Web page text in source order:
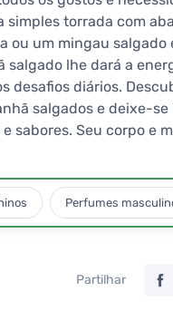
simples torrada com
ou um mingau salgado
salgado lhe dará a
desafios diários.
salgados e deixe-
sabores. Seu corpo e
Perfumes
Partilhar